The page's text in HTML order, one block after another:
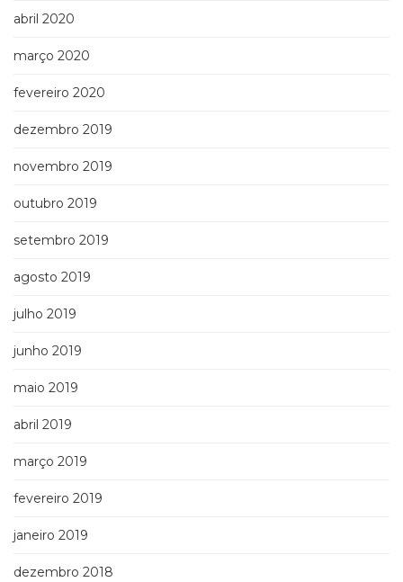
abril 2020
março 2020
fevereiro 2020
dezembro 2019
novembro 2019
outubro 2019
setembro 2019
agosto 2019
julho 2019
junho 2019
maio 2019
abril 2019
março 2019
fevereiro 2019
janeiro 2019
dezembro 2018